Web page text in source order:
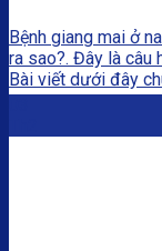
Bệnh giang mai ở
ra sao?. Đây là câu
Bài viết dưới đây